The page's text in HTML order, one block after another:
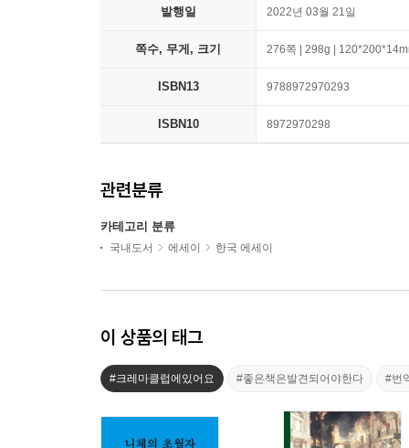
발행일 2022년 03월 21일
쪽수, 무게, 크기 276쪽 | 298g |
ISBN13 9788972970293
ISBN10 8972970298
관련분류
카테고리 분류
국내도서 에세이 한국 에세이
이 상품의 태그
#크레마클럽에있어요 #좋은책은발견되어야한다 #번